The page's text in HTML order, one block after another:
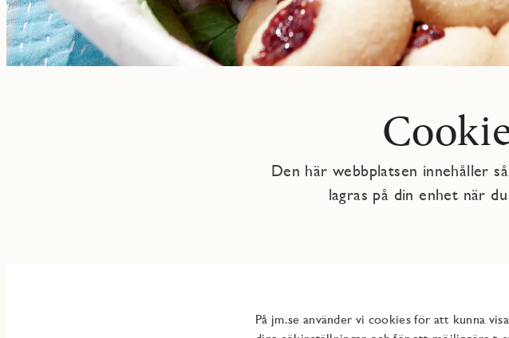
Den här webbplatsen innehåller
lagras på din enhet när
På jm.se använder vi cookies för att kunna